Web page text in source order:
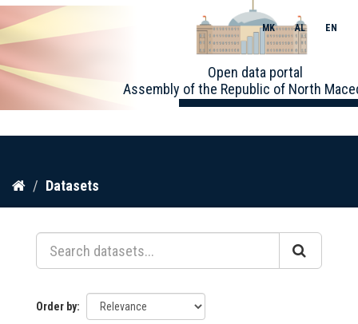
Skip
content
Open data portal
Assembly of the Republic of North
MK AL EN
Datasets
Order by